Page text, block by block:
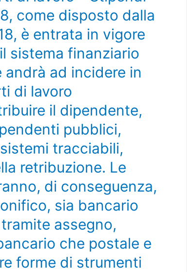
come disposto dalla
è entrata in vigore
sistema finanziario
andrà ad incidere in
di lavoro
il dipendente,
pubblici,
tracciabili,
retribuzione. Le
di conseguenza,
sia bancario
assegno,
che postale e
forme di strumenti